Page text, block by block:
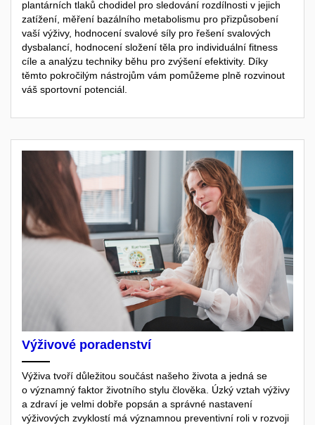
plantárních tlaků chodidel pro sledování rozdílnosti v jejich
zatížení, měření bazálního metabolismu pro přizpůsobení
vaší výživy, hodnocení svalové síly pro řešení svalových
dysbalancí, hodnocení složení těla pro individuální fitness
cíle a analýzu techniky běhu pro zvýšení efektivity. Díky
těmto pokročilým nástrojům vám pomůžeme plně rozvinout
váš sportovní potenciál.
Výživové poradenství
Výživa tvoří důležitou součást našeho života a jedná se
o významný faktor životního stylu člověka. Úzký vztah výživy
a zdraví je velmi dobře popsán a správné nastavení
výživových zvyklostí má významnou preventivní roli v rozvoji